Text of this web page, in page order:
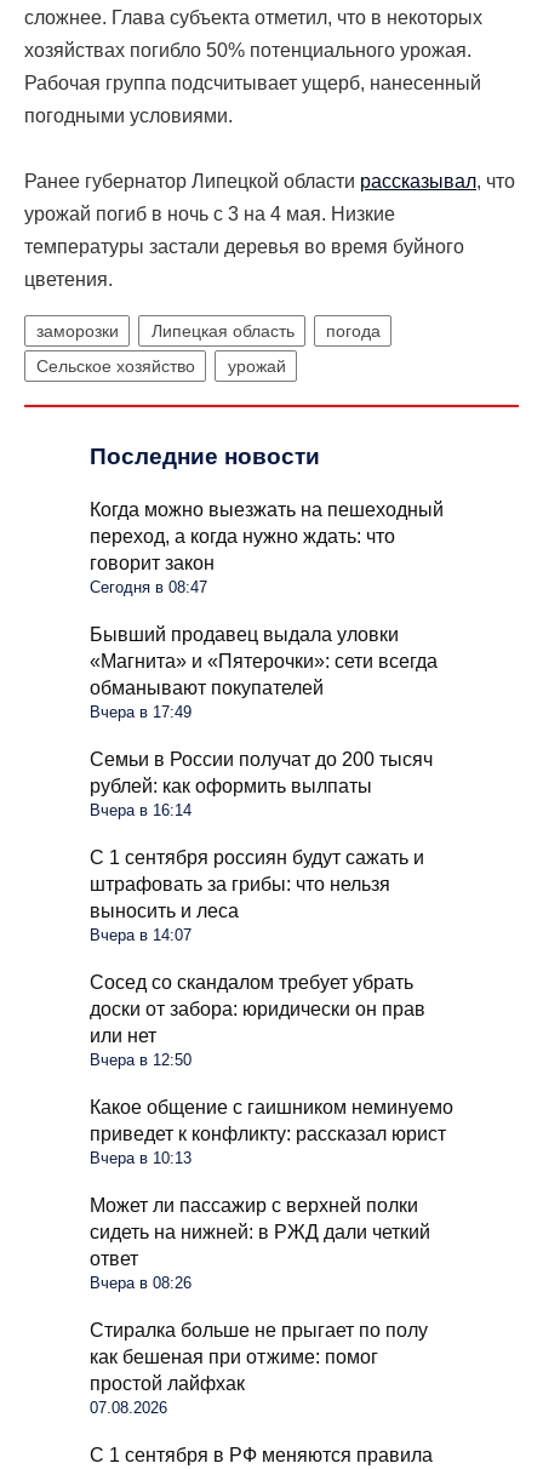
сложнее. Глава субъекта отметил, что в некоторых
хозяйствах погибло 50% потенциального урожая.
Рабочая группа подсчитывает ущерб, нанесенный
погодными условиями.
Ранее губернатор Липецкой области рассказывал, что
урожай погиб в ночь с 3 на 4 мая. Низкие
температуры застали деревья во время буйного
цветения.
заморозки Липецкая область
погода
Сельское хозяйство
урожай
Последние новости
Когда можно выезжать на пешеходный
переход, а когда нужно ждать: что
говорит закон
Сегодня в 08:47
Бывший продавец выдала уловки
«Магнита» и «Пятерочки»: сети всегда
обманывают покупателей
Вчера в 17:49
Семьи в России получат до 200 тысяч
рублей: как оформить вылпаты
Вчера в 16:14
С 1 сентября россиян будут сажать и
штрафовать за грибы: что нельзя
выносить и леса
Вчера в 14:07
Сосед со скандалом требует убрать
доски от забора: юридически он прав
или нет
Вчера в 12:50
Какое общение с гаишником неминуемо
приведет к конфликту: рассказал юрист
Вчера в 10:13
Может ли пассажир с верхней полки
сидеть на нижней: в РЖД дали четкий
ответ
Вчера в 08:26
Стиралка больше не прыгает по полу
как бешеная при отжиме: помог
простой лайфхак
07.08.2026
С 1 сентября в РФ меняются правила